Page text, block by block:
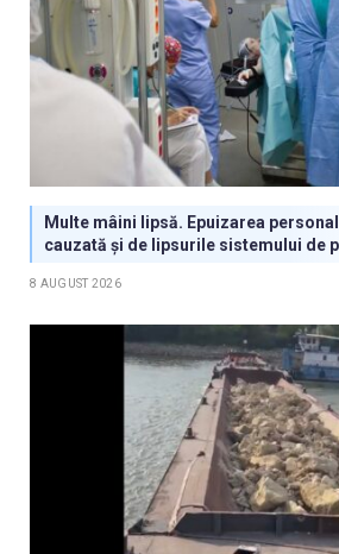
Multe mâini lipsă. Epuizarea
cauzată și de lipsurile sistemului de
8 AUGUST 2026